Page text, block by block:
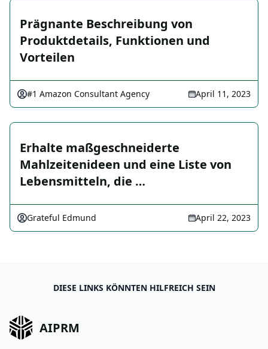
Prägnante Beschreibung von
Produktdetails, Funktionen und
Vorteilen
#1 Amazon Consultant Agency April 11, 2023
Erhalte maßgeschneiderte
Mahlzeitenideen und eine Liste von
Lebensmitteln, die …
Grateful Edmund April 22, 2023
DIESE LINKS KÖNNTEN HILFREICH SEIN
AIPRM